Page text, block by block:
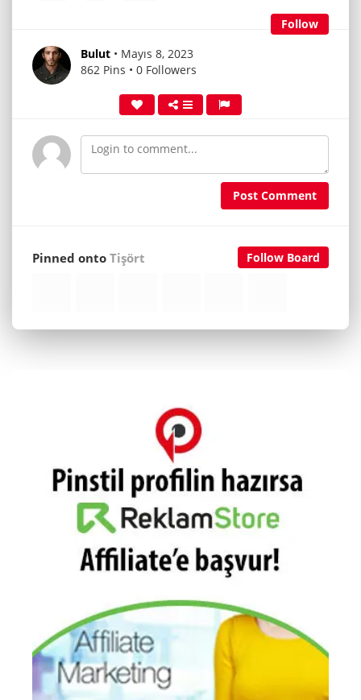
Follow
Bulut • Mayıs 8, 2023
862 Pins • 0 Followers
Post Comment
Follow Board
Pinned ontoTişört